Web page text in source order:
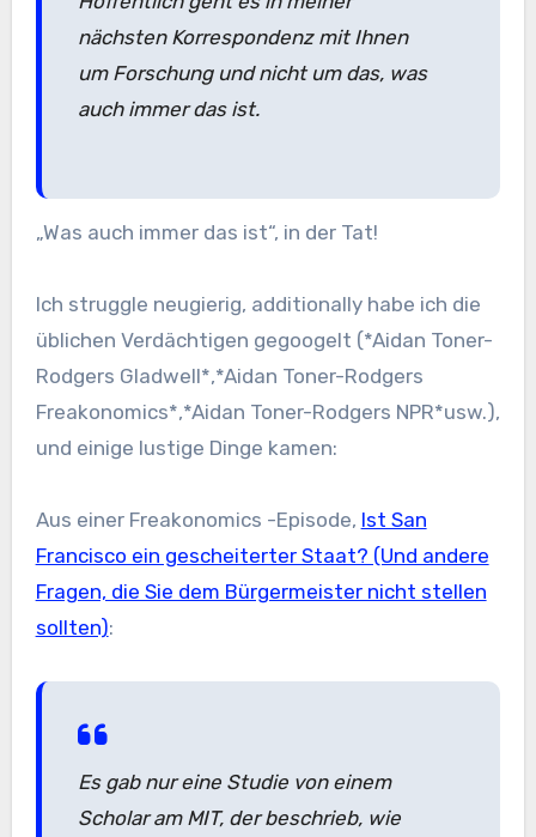
nächsten Korrespondenz mit Ihnen
um Forschung und nicht um das, was
auch immer das ist.
„Was auch immer das ist“, in der Tat!
Ich struggle neugierig, additionally habe ich die
üblichen Verdächtigen gegoogelt (*Aidan Toner-
Rodgers Gladwell*,*Aidan Toner-Rodgers
Freakonomics*,*Aidan Toner-Rodgers NPR*usw.),
und einige lustige Dinge kamen:
Aus einer Freakonomics -Episode, Ist San
Francisco ein gescheiterter Staat? (Und andere
Fragen, die Sie dem Bürgermeister nicht stellen
sollten):
Es gab nur eine Studie von einem
Scholar am MIT, der beschrieb, wie